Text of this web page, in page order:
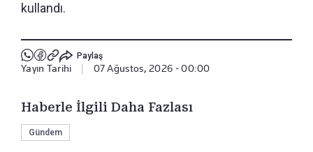
kullandı.
Paylaş
Yayın Tarihi 07 Ağustos, 2026 - 00:00
Haberle İlgili Daha Fazlası
Gündem